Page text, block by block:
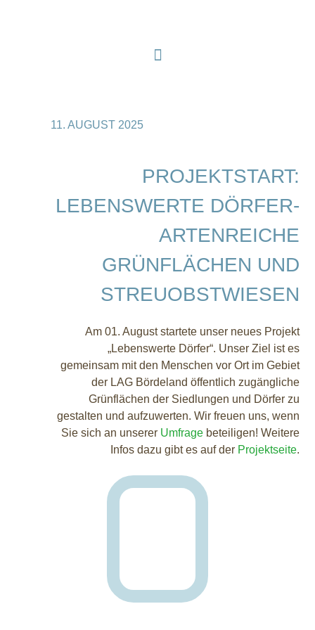
11. AUGUST 2025
PROJEKTSTART:
LEBENSWERTE DÖRFER-
ARTENREICHE
GRÜNFLÄCHEN UND
STREUOBSTWIESEN
Am 01. August startete unser neues Projekt
„Lebenswerte Dörfer“. Unser Ziel ist es
gemeinsam mit den Menschen vor Ort im Gebiet
der LAG Bördeland öffentlich zugängliche
Grünflächen der Siedlungen und Dörfer zu
gestalten und aufzuwerten. Wir freuen uns, wenn
Sie sich an unserer Umfragebeteiligen! Weitere
Infos dazu gibt es auf der Projektseite.